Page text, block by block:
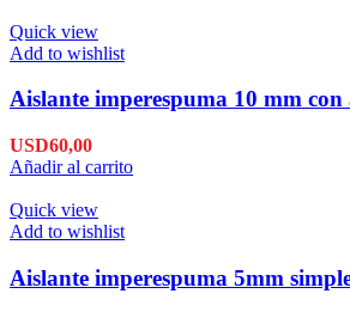
Quick view
Add to wishlist
Aislante imperespuma 10 mm
USD60,00
Añadir al carrito
Quick view
Add to wishlist
Aislante imperespuma 5mm